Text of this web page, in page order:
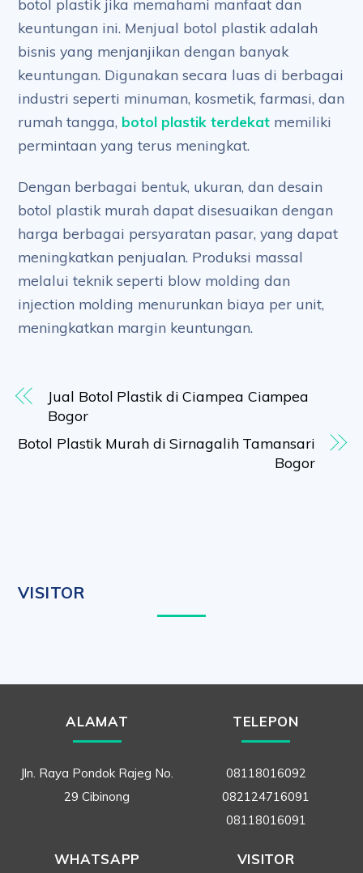
botol plastik jika memahami manfaat dan
keuntungan ini. Menjual botol plastik adalah
bisnis yang menjanjikan dengan banyak
keuntungan. Digunakan secara luas di berbagai
industri seperti minuman, kosmetik, farmasi, dan
rumah tangga, botol plastik terdekat memiliki
permintaan yang terus meningkat.
Dengan berbagai bentuk, ukuran, dan desain
botol plastik murah dapat disesuaikan dengan
harga berbagai persyaratan pasar, yang dapat
meningkatkan penjualan. Produksi massal
melalui teknik seperti blow molding dan
injection molding menurunkan biaya per unit,
meningkatkan margin keuntungan.
Jual Botol Plastik di Ciampea Ciampea
Bogor
Botol Plastik Murah di Sirnagalih Tamansari
Bogor
VISITOR
ALAMAT
Jln. Raya Pondok Rajeg No.
29 Cibinong
TELEPON
08118016092
082124716091
08118016091
WHATSAPP VISITOR